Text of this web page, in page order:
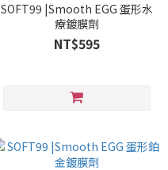
SOFT99 |Smooth EGG 蛋形水
療鍍膜劑
NT$595